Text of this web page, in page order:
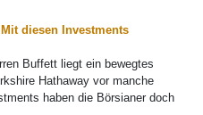
diesen Investments
Buffett liegt ein bewegtes
Hathaway vor manche
haben die Börsianer doch